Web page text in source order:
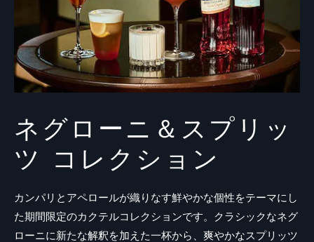
ネグローニ＆スプリッ
ツ コレクション
カンパリとアペロールが織りなす鮮やかな個性をテーマにし
た期間限定のカクテルコレクションです。クラシックなネグ
ローニに新たな解釈を加えた一杯から、爽やかなスプリッツ